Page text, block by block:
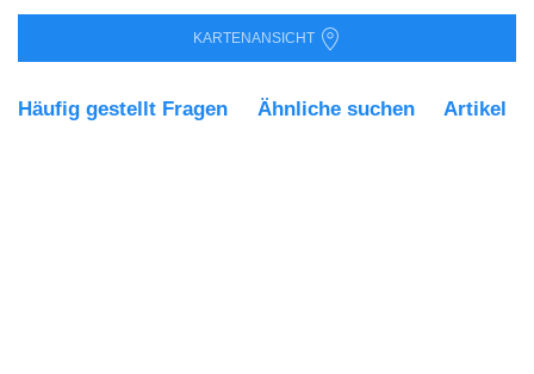
KARTENANSICHT
Häufig gestellt Fragen Ähnliche suchen Artikel